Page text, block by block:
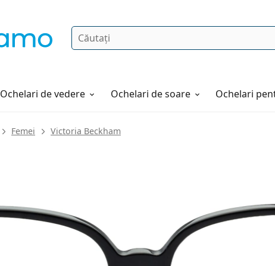
Căutare
Ochelari de vedere Ochelari de soare Ochelari
Femei Victoria Beckham